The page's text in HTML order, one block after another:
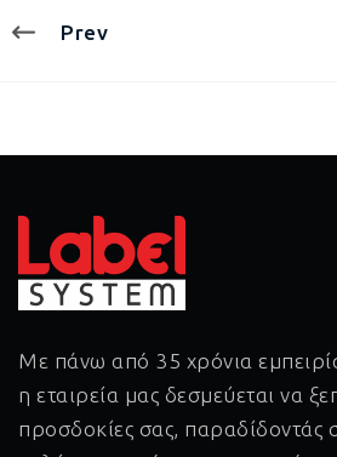
Prev
Με πάνω από 35 χρόνια
η εταιρεία μας δεσμεύεται να
προσδοκίες σας, παραδίδοντάς